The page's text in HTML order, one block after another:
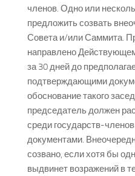
членов. Одно или
предложить созвать
Совета и/или Саммита.
направлено
за 30 дней до
подтверждающими
обоснование такого
председатель должен
среди государств-
документами.
созвано, если хотя бы
выдвинет возражений в